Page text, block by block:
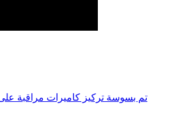
تم بسوسة تركيز كاميرات مراقبة